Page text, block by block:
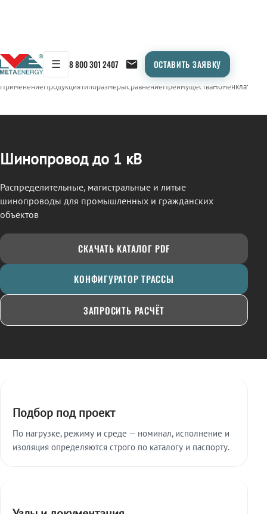
☰ 8 800 301 2407 ОСТАВИТЬ ЗАЯВКУ
← Продукция/ШИНОПРОВОД
ПрименениеПродукцияТипоразмерыСравнениеПреимуществаНоменклатура
Шинопровод до 1 кВ
Распределительные, магистральные и литые
шинопроводы для промышленных и гражданских
объектов
СКАЧАТЬ КАТАЛОГ PDF
КОНФИГУРАТОР ТРАССЫ
ЗАПРОСИТЬ РАСЧЁТ
Подбор под проект
По нагрузке, режиму и среде — номинал, исполнение и
изоляция определяются строго по каталогу и паспорту.